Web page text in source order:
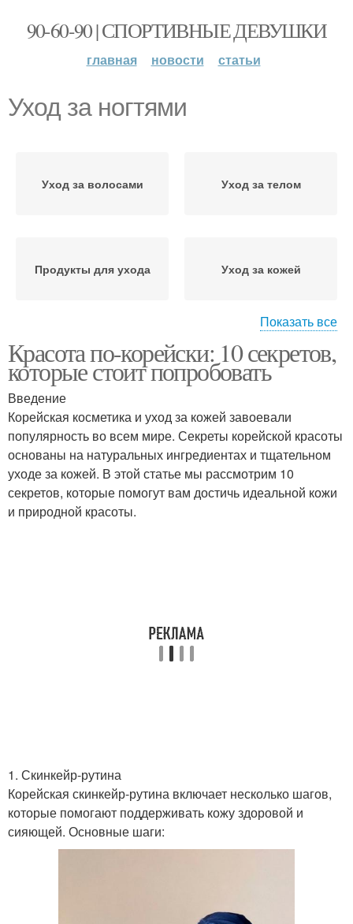
90-60-90 | СПОРТИВНЫЕ ДЕВУШКИ
главная новости статьи
Уход за ногтями
Уход за волосами Уход за телом
Продукты для ухода Уход за кожей
Уход за зубами Уход за носом
Уход за ушами Уход за глазами
Уход за ногами
Показать все
Красота по-корейски: 10 секретов,
которые стоит попробовать
Введение
Корейская косметика и уход за кожей завоевали
популярность во всем мире. Секреты корейской красоты
основаны на натуральных ингредиентах и тщательном
уходе за кожей. В этой статье мы рассмотрим 10
секретов, которые помогут вам достичь идеальной кожи
и природной красоты.
1. Скинкейр-рутина
Корейская скинкейр-рутина включает несколько шагов,
которые помогают поддерживать кожу здоровой и
сияющей. Основные шаги: